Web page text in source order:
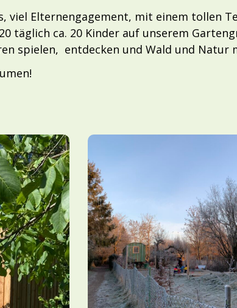
viel Elternengagement, mit einem tollen
täglich ca. 20 Kinder auf unserem
spielen, entdecken und Wald und Natur